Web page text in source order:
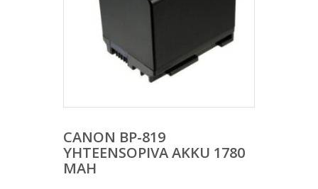
CANON BP-819
YHTEENSOPIVA AKKU 1780
MAH